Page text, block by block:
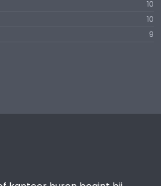
10
10
9